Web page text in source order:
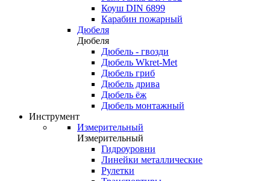
Коуш DIN 6899
Карабин пожарный
Дюбеля
Дюбеля
Дюбель - гвозди
Дюбель Wkret-Met
Дюбель гриб
Дюбель дрива
Дюбель ёж
Дюбель монтажный
Инструмент
Измерительный
Измерительный
Гидроуровни
Линейки металлические
Рулетки